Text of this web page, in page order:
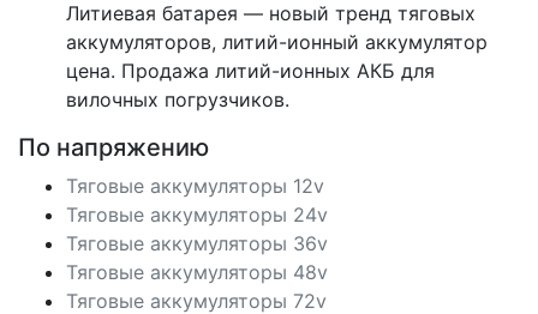
Литиевая батарея — новый тренд тяговых
аккумуляторов, литий-ионный аккумулятор
цена. Продажа литий-ионных АКБ для
вилочных погрузчиков.
По напряжению
Тяговые аккумуляторы 12v
Тяговые аккумуляторы 24v
Тяговые аккумуляторы 36v
Тяговые аккумуляторы 48v
Тяговые аккумуляторы 72v